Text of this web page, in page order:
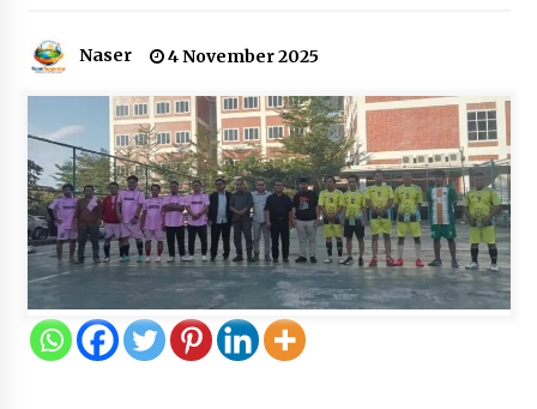
10 Agustus 2026
Kakanwil Kemenkum Malut Pimpin
Apel Pagi, Tekankan Semangat
Kemerdekaan dan Optimalisasi
Pelayanan Publik
10 Agustus 2026
Semarak HUT ke-81 RI, Lapas
Perempuan Tangerang Ikuti Donor
Darah dan Fun Walk Kementerian
Imigrasi dan Pemasyarakatan
Naser 4 November 2025